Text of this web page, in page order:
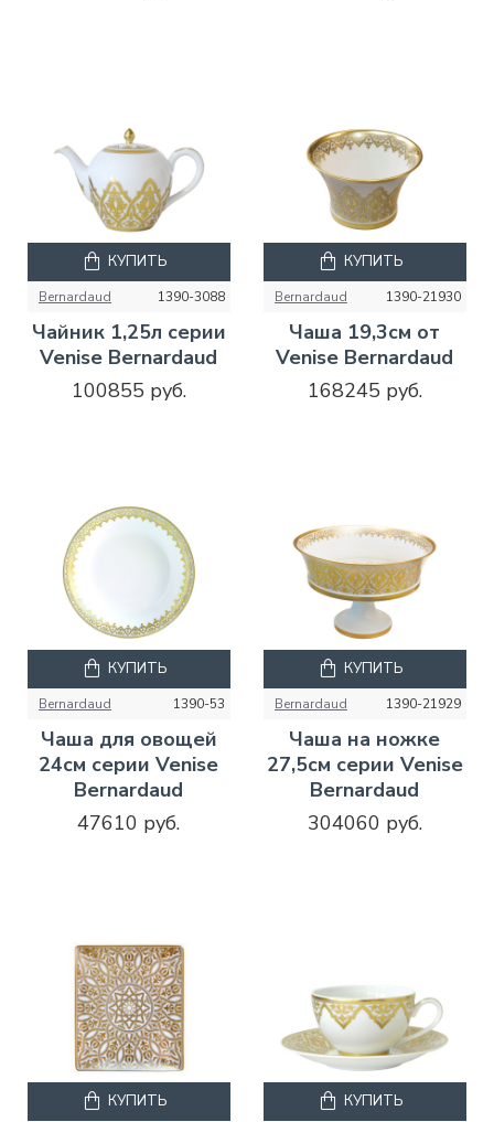
Bernardaud 1390-3088
Чайник 1,25л серии
Venise Bernardaud
100855 руб.
КУПИТЬ
Bernardaud 1390-21930
Чаша 19,3см от
Venise Bernardaud
168245 руб.
КУПИТЬ
Bernardaud 1390-53
Чаша для овощей
24см серии Venise
Bernardaud
47610 руб.
КУПИТЬ
Bernardaud 1390-21929
Чаша на ножке
27,5см серии Venise
Bernardaud
304060 руб.
КУПИТЬ
КУПИТЬ КУПИТЬ